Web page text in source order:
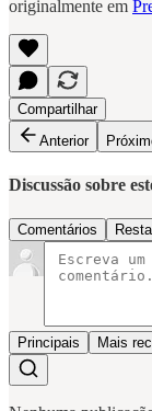
originalmente em
Compartilhar
Anterior
Discussão sobre
Comentários
Principais Mais